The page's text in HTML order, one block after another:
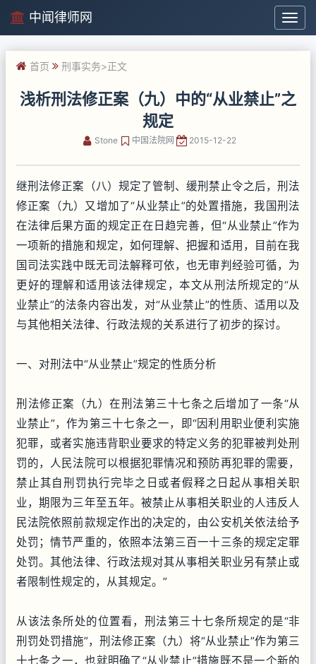
中
闻
律
中闻律师网
首页 刑事实务>正文
浅析刑法修正案（九）中的“从业禁止”之
规定
Stone 中国法院网 2015-12-22
继刑法修正案（八）规定了管制、缓刑禁止令之后，刑法
修正案（九）又增加了“从业禁止”的处置措施，我国刑法
在法律后果方面的规定正在日趋完善，但“从业禁止”作为
一项新的措施和规定，如何理解、把握和适用，目前在我
国司法实践中既无司法解释可依，也无审判经验可循，为
更好的理解和适用该法律规定，本文从刑法所规定的“从
业禁止”的法条内容出发，对“从业禁止”的性质、适用以及
与其他相关法律、行政法规的关系进行了初步的探讨。
一、对刑法中“从业禁止”规定的性质分析
刑法修正案（九）在刑法第三十七条之后增加了一条“从
业禁止”，作为第三十七条之一，即“因利用职业便利实施
犯罪，或者实施违背职业要求的特定义务的犯罪被判处刑
罚的，人民法院可以根据犯罪情况和预防再犯罪的需要，
禁止其自刑罚执行完毕之日或者假释之日起从事相关职
业，期限为三年至五年。被禁止从事相关职业的人违反人
民法院依照前款规定作出的决定的，由公安机关依法给予
处罚；情节严重的，依照本法第三百一十三条的规定定罪
处罚。其他法律、行政法规对其从事相关职业另有禁止或
者限制性规定的，从其规定。”
从该法条所处的位置看，刑法第三十七条所规定的是“非
刑罚处罚措施”，刑法修正案（九）将“从业禁止”作为第三
十七条之一，也就明确了“从业禁止”措施既不是一个新的